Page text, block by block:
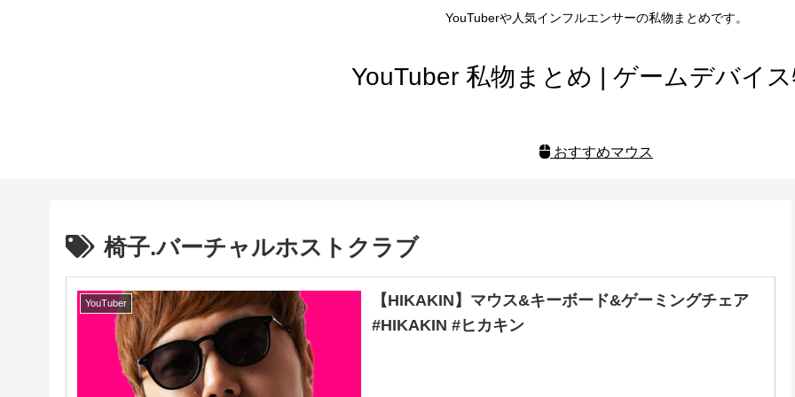
YouTuberや人気インフルエンサーの私物まとめです。
YouTuber 私物まとめ | ゲームデバイ
おすすめマウス
椅子.バーチャルホストクラブ
YouTuber
【HIKAKIN】マウス&キーボード&ゲーミングチェア
#HIKAKIN #ヒカキン